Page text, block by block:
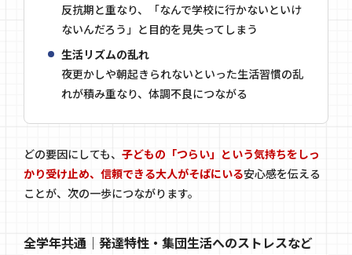
反抗期と重なり、「なんで学校に行かないといけ
ないんだろう」と目的を見失ってしまう
生活リズムの乱れ
夜更かしや朝起きられないといった生活習慣の乱
れが積み重なり、体調不良につながる
どの要因にしても、 子どもの「つらい」という気持ちをしっ
かり受け止め、信頼できる大人がそばにいる安心感を伝える
ことが、次の一歩につながります。
全学年共通｜発達特性・集団生活へのストレスなど